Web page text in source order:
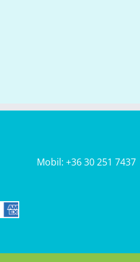
Mobil: +36 30 251 7437